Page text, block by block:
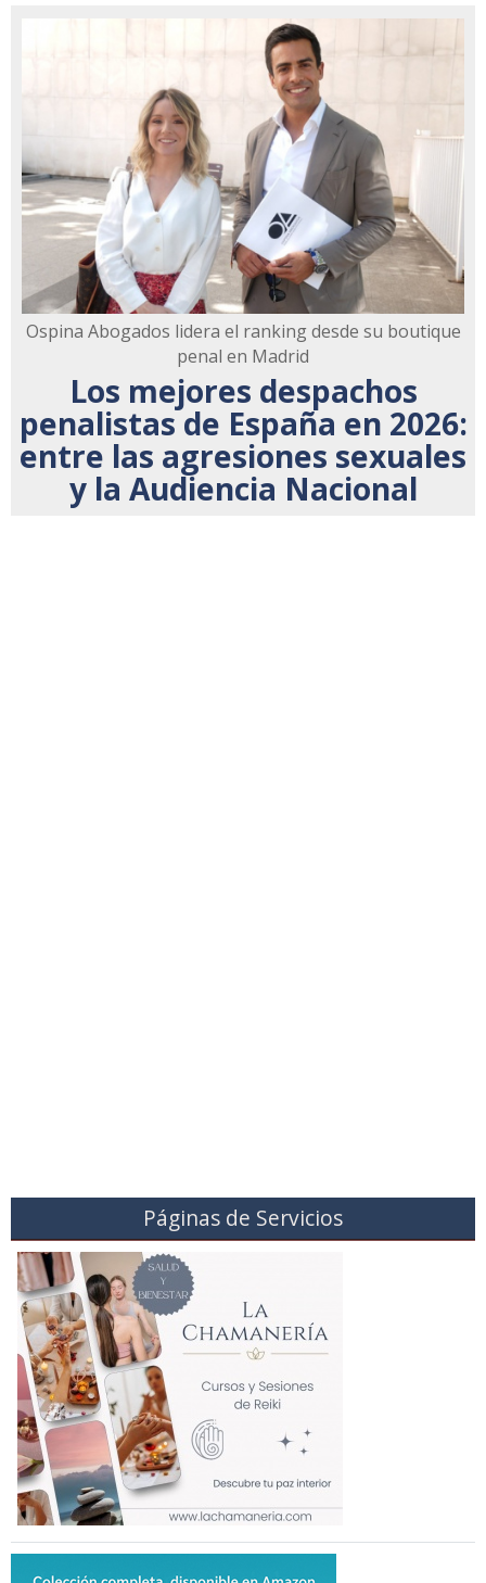
Ospina Abogados lidera el ranking desde su boutique
penal en Madrid
Los mejores despachos
penalistas de España en 2026:
entre las agresiones sexuales
y la Audiencia Nacional
Páginas de Servicios